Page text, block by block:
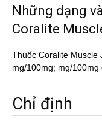
Những dạng
Coralite
Thuốc Coralite Muscle
mg/100mg; mg/
Chỉ định